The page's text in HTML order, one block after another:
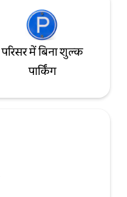
परिसर में बिना शुल्क
पार्किंग